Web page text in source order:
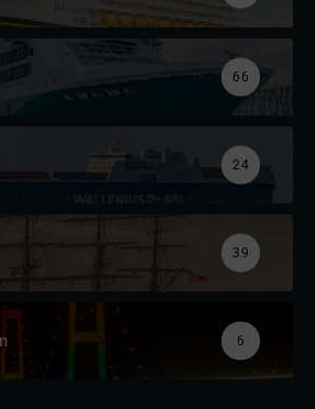
66
24
39
6